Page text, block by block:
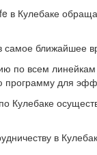
в Кулебаке
самое ближайшее
по всем линейкам
программу для
Кулебаке
в